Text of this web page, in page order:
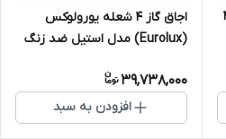
مدل ۴
اجاق گاز ۴ شعله یورولوکس
(Eurolux) مدل استیل ضد زنگ
39,738,000
افزودن به سبد